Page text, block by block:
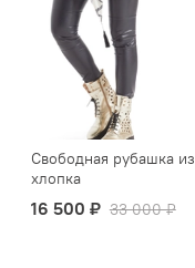
Свободная рубашка из
хлопка
16 500 ₽ 33 000 ₽